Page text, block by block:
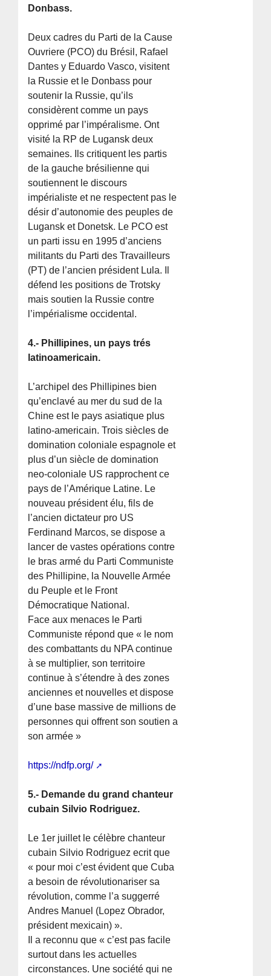
Donbass.
Deux cadres du Parti de la Cause
Ouvriere (PCO) du Brésil, Rafael
Dantes y Eduardo Vasco, visitent
la Russie et le Donbass pour
soutenir la Russie, qu’ils
considèrent comme un pays
opprimé par l’impéralisme. Ont
visité la RP de Lugansk deux
semaines. Ils critiquent les partis
de la gauche brésilienne qui
soutiennent le discours
impérialiste et ne respectent pas le
désir d’autonomie des peuples de
Lugansk et Donetsk. Le PCO est
un parti issu en 1995 d’anciens
militants du Parti des Travailleurs
(PT) de l’ancien président Lula. Il
défend les positions de Trotsky
mais soutien la Russie contre
l’impérialisme occidental.
4.- Phillipines, un pays trés
latinoamericain.
L’archipel des Phillipines bien
qu’enclavé au mer du sud de la
Chine est le pays asiatique plus
latino-americain. Trois siècles de
domination coloniale espagnole et
plus d’un siècle de domination
neo-coloniale US rapprochent ce
pays de l’Amérique Latine. Le
nouveau président élu, fils de
l’ancien dictateur pro US
Ferdinand Marcos, se dispose a
lancer de vastes opérations contre
le bras armé du Parti Communiste
des Phillipine, la Nouvelle Armée
du Peuple et le Front
Démocratique National.
Face aux menaces le Parti
Communiste répond que « le nom
des combattants du NPA continue
à se multiplier, son territoire
continue à s’étendre à des zones
anciennes et nouvelles et dispose
d’une base massive de millions de
personnes qui offrent son soutien a
son armée »
https://ndfp.org/
5.- Demande du grand chanteur
cubain Silvio Rodriguez.
Le 1er juillet le célèbre chanteur
cubain Silvio Rodriguez ecrit que
« pour moi c’est évident que Cuba
a besoin de révolutionariser sa
révolution, comme l’a suggerré
Andres Manuel (Lopez Obrador,
président mexicain) ».
Il a reconnu que « c’est pas facile
surtout dans les actuelles
circonstances. Une société qui ne